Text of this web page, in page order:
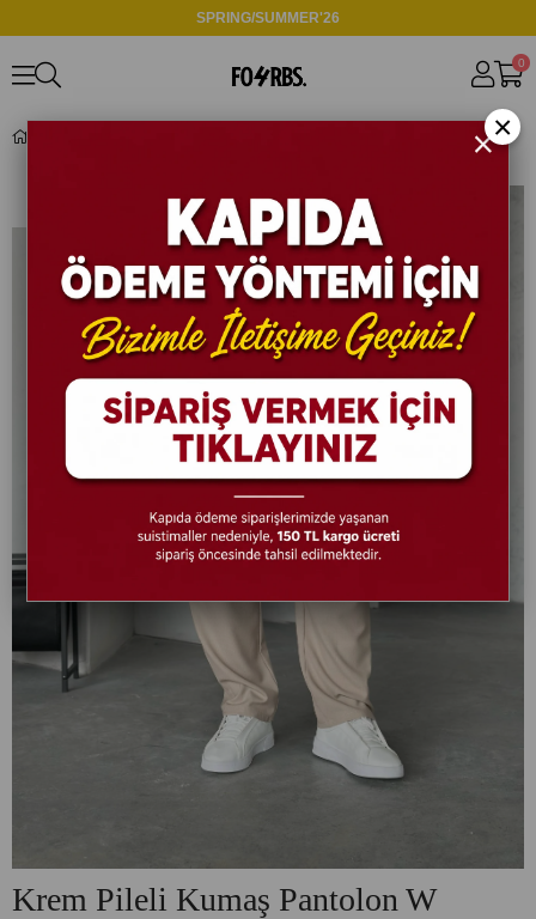
SPRING/SUMMER'26
0
Krem Pileli Kumaş Pantolon W
×